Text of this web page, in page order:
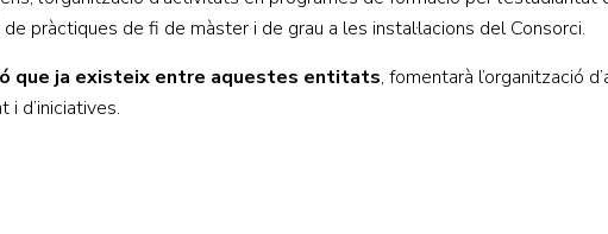
pràctiques de fi de màster i de grau a les instal·lacions del Consorci.
que ja existeix entre aquestes entitats, fomentarà l’organització
i d’iniciatives.